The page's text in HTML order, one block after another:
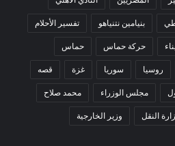
بنيامين نتنياهو تفسير الأحلام
حركة حماس حماس
روسيا سوريا غزة قصه
مجلس الوزراء محمد صلاح
النقل وزير الخارجية